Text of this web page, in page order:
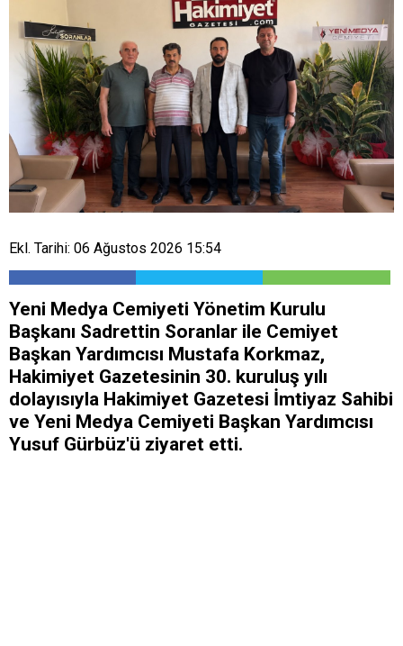
Ekl. Tarihi: 06 Ağustos 2026 15:54
Yeni Medya Cemiyeti Yönetim Kurulu
Başkanı Sadrettin Soranlar ile Cemiyet
Başkan Yardımcısı Mustafa Korkmaz,
Hakimiyet Gazetesinin 30. kuruluş yılı
dolayısıyla Hakimiyet Gazetesi İmtiyaz Sahibi
ve Yeni Medya Cemiyeti Başkan Yardımcısı
Yusuf Gürbüz'ü ziyaret etti.